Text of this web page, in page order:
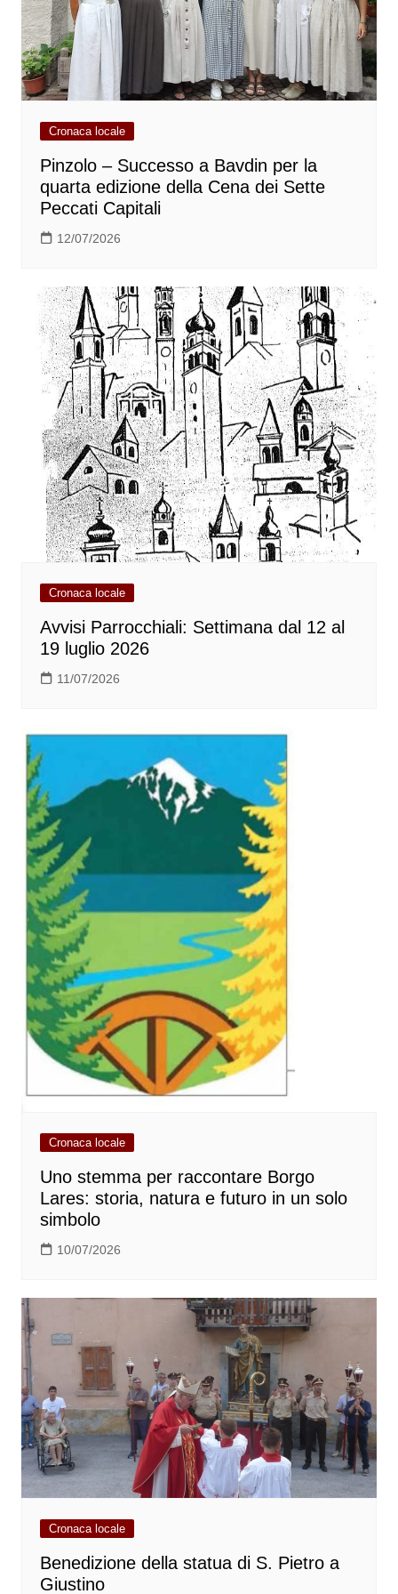
Cronaca locale
Pinzolo – Successo a Bavdin per la
quarta edizione della Cena dei Sette
Peccati Capitali
12/07/2026
Cronaca locale
Avvisi Parrocchiali: Settimana dal 12 al
19 luglio 2026
11/07/2026
Cronaca locale
Uno stemma per raccontare Borgo
Lares: storia, natura e futuro in un solo
simbolo
10/07/2026
Cronaca locale
Benedizione della statua di S. Pietro a
Giustino